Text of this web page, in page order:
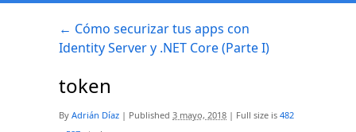
← Cómo securizar tus apps con
Identity Server y .NET Core (Parte I)
token
By Adrián Díaz | Published 3 mayo, 2018 | Full size is 482